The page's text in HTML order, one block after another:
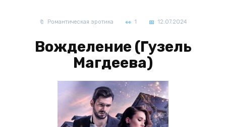
Романтическая эротика 1 12.07.2024
Вожделение (Гузель
Магдеева)